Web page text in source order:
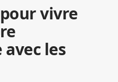
vivre
les